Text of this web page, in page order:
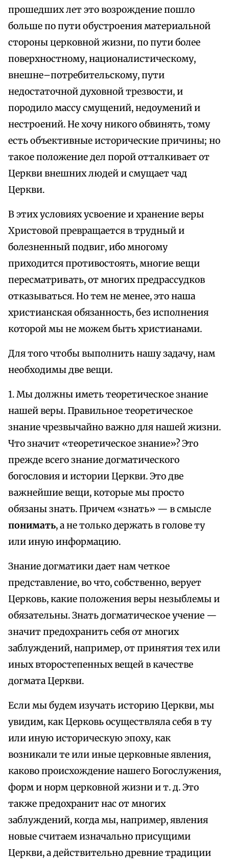
прошедших лет это возрождение пошло
больше по пути обустроения материальной
стороны церковной жизни, по пути более
поверхностному, националистическому,
внешне–потребительскому, пути
недостаточной духовной трезвости, и
породило массу смущений, недоумений и
нестроений. Не хочу никого обвинять, тому
есть объективные исторические причины; но
такое положение дел порой отталкивает от
Церкви внешних людей и смущает чад
Церкви.
В этих условиях усвоение и хранение веры
Христовой превращается в трудный и
болезненный подвиг, ибо многому
приходится противостоять, многие вещи
пересматривать, от многих предрассудков
отказываться. Но тем не менее, это наша
христианская обязанность, без исполнения
которой мы не можем быть христианами.
Для того чтобы выполнить нашу задачу, нам
необходимы две вещи.
1. Мы должны иметь теоретическое знание
нашей веры. Правильное теоретическое
знание чрезвычайно важно для нашей жизни.
Что значит «теоретическое знание»? Это
прежде всего знание догматического
богословия и истории Церкви. Это две
важнейшие вещи, которые мы просто
обязаны знать. Причем «знать» — в смысле
понимать, а не только держать в голове ту
или иную информацию.
Знание догматики дает нам четкое
представление, во что, собственно, верует
Церковь, какие положения веры незыблемы и
обязательны. Знать догматическое учение —
значит предохранить себя от многих
заблуждений, например, от принятия тех или
иных второстепенных вещей в качестве
догмата Церкви.
Если мы будем изучать историю Церкви, мы
увидим, как Церковь осуществляла себя в ту
или иную историческую эпоху, как
возникали те или иные церковные явления,
каково происхождение нашего Богослужения,
форм и норм церковной жизни и т. д. Это
также предохранит нас от многих
заблуждений, когда мы, например, явления
новые считаем изначально присущими
Церкви, а действительно древние традиции